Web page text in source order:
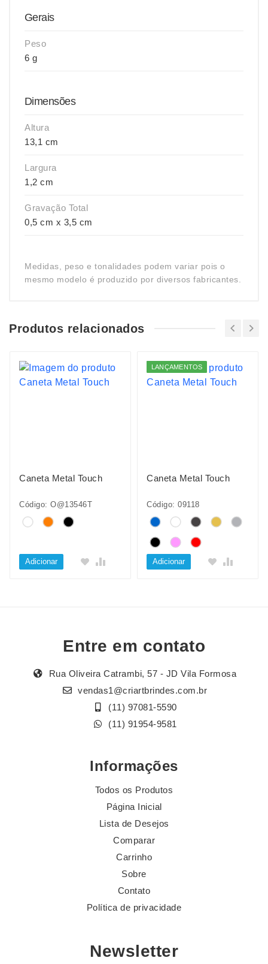
Gerais
Peso
6 g
Dimensões
Altura
13,1 cm
Largura
1,2 cm
Gravação Total
0,5 cm x 3,5 cm
Medidas, peso e tonalidades podem variar pois o
mesmo modelo é produzido por diversos fabricantes.
Produtos relacionados
Caneta Metal Touch
Código: O@13546T
Adicionar
LANÇAMENTOS
Caneta Metal Touch
Código: 09118
Adicionar
Entre em contato
Rua Oliveira Catrambi, 57 - JD Vila Formosa
vendas1@criartbrindes.com.br
(11) 97081-5590
(11) 91954-9581
Informações
Todos os Produtos
Página Inicial
Lista de Desejos
Comparar
Carrinho
Sobre
Contato
Política de privacidade
Newsletter